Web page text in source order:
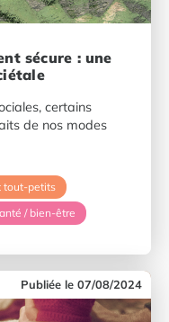
sécure : une
certains
de nos modes
tout-petits
/ bien-être
07/08/2024